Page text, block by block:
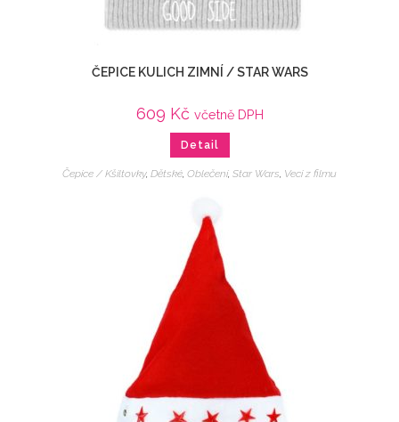
ČEPICE KULICH ZIMNÍ / STAR WARS
609 Kč včetně DPH
Detail
Čepice / Kšiltovky, Dětské Oblečení, Star Wars Veci z filmu